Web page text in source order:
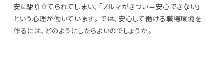
安に駆り立てられてしまい、「ノルマがきつい＝安心できない」
という心理が働いています。では、安心して働ける職場環境を
作るには、どのようにしたらよいのでしょうか。